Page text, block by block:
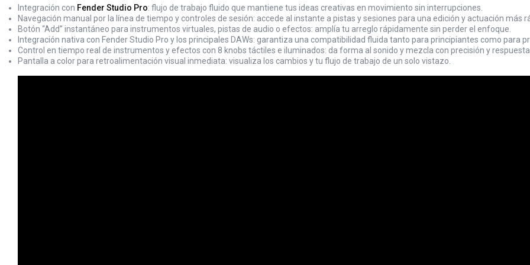
Integración con Fender Studio Pro: flujo de trabajo fluido que mantiene tus ideas creativas en movimiento sin interrupciones.
Navegación manual por la línea de tiempo y controles de sesión: accede al instante a pistas y sesiones para una edición y actuación más
Botón “Add” instantáneo para instrumentos virtuales, pistas de audio o efectos: amplía tu arreglo rápidamente sin perder el enfoque.
Integración nativa con Fender Studio Pro y los principales DAWs: garantiza una compatibilidad fluida tanto para principiantes como para
Control en tiempo real de instrumentos y efectos con 8 knobs táctiles e iluminados: da forma al sonido y mezcla con precisión y respuesta
Pantalla a color para retroalimentación visual inmediata: visualiza los cambios y tu flujo de trabajo de un solo vistazo.